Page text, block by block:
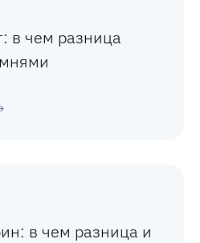
в чем разница
в чем разница и